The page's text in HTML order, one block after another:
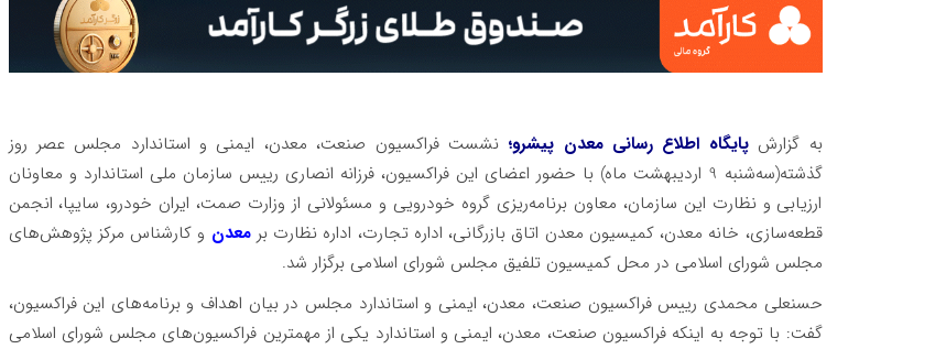
به گزارش پایگاه اطلاع رسانی معدن پیشرو؛نشست فراکسیون صنعت، معدن، ایمنی و استاندارد مجلس عصر روز
گذشته(سه‌شنبه 9 اردیبهشت ماه) با حضور اعضای این فراکسیون، فرزانه انصاری رییس سازمان ملی استاندارد و معاونان
ارزیابی و نظارت این سازمان، معاون برنامه‌ریزی گروه خودرویی و مسئولانی از وزارت صمت، ایران خودرو، سایپا، انجمن
قطعه‌سازی، خانه معدن، کمیسیون معدن اتاق بازرگانی، اداره تجارت، اداره نظارت برمعدن و کارشناس مرکز پژوهش‌های
مجلس شورای اسلامی در محل کمیسیون تلفیق مجلس شورای اسلامی برگزار شد.
حسنعلی محمدی رییس فراکسیون صنعت، معدن، ایمنی و استاندارد مجلس در بیان اهداف و برنامه‌های این فراکسیون،
گفت: با توجه به اینکه فراکسیون صنعت، معدن، ایمنی و استاندارد یکی از مهمترین فراکسیون‌های مجلس شورای اسلامی